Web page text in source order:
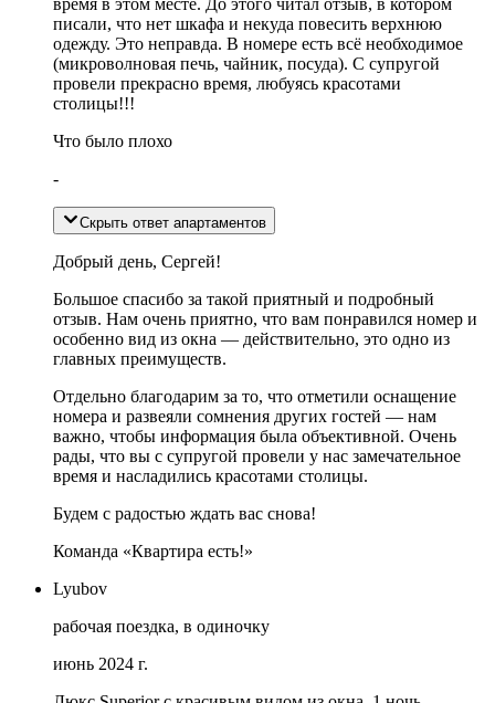
писали, что нет шкафа и некуда повесить верхнюю
одежду. Это неправда. В номере есть всё необходимое
(микроволновая печь, чайник, посуда). С супругой
провели прекрасно время, любуясь красотами
столицы!!!
Что было плохо
-
Скрыть ответ апартаментов
Добрый день, Сергей!
Большое спасибо за такой приятный и подробный
отзыв. Нам очень приятно, что вам понравился номер и
особенно вид из окна — действительно, это одно из
главных преимуществ.
Отдельно благодарим за то, что отметили оснащение
номера и развеяли сомнения других гостей — нам
важно, чтобы информация была объективной. Очень
рады, что вы с супругой провели у нас замечательное
время и насладились красотами столицы.
Будем с радостью ждать вас снова!
Команда «Квартира есть!»
Lyubov
рабочая поездка, в одиночку
июнь 2024 г.